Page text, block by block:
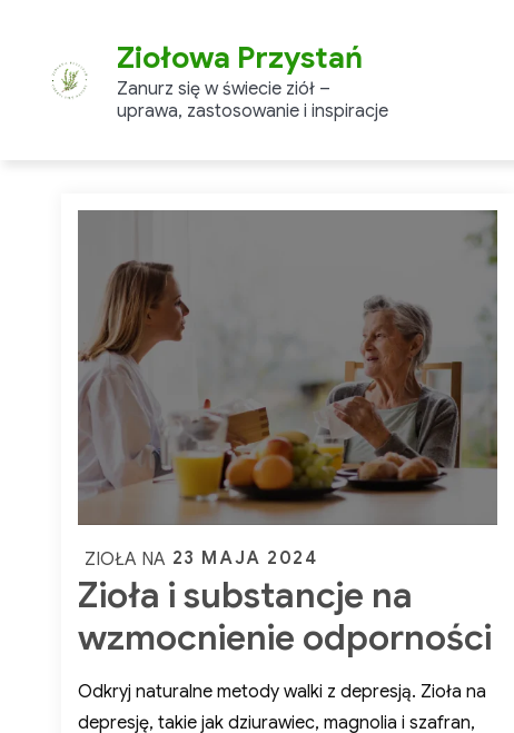
content
Ziołowa Przystań
Zanurz się w świecie ziół –
uprawa, zastosowanie i inspiracje
ZIOŁA NA Posted
on
23 MAJA 2024
Zioła i substancje na
wzmocnienie odporności
Odkryj naturalne metody walki z depresją. Zioła na
depresję, takie jak dziurawiec, magnolia i szafran,